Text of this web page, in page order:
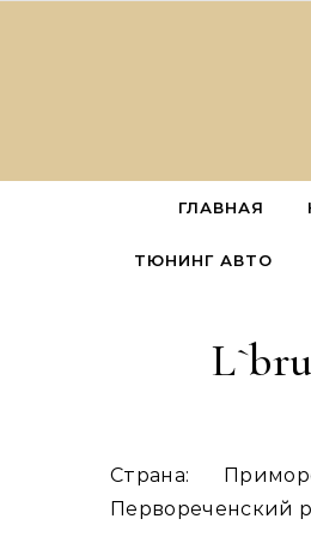
ГЛАВНАЯ
ТЮНИНГ АВТО
Страна: Приморский край Владивостокский городской округ Владивосток
Первореченский